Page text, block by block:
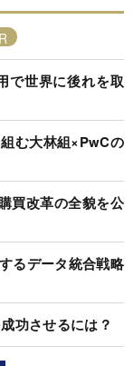
で世界に後れを取
む大林組×PwCの
買改革の全貌を公
るデータ統合戦略
功させるには？